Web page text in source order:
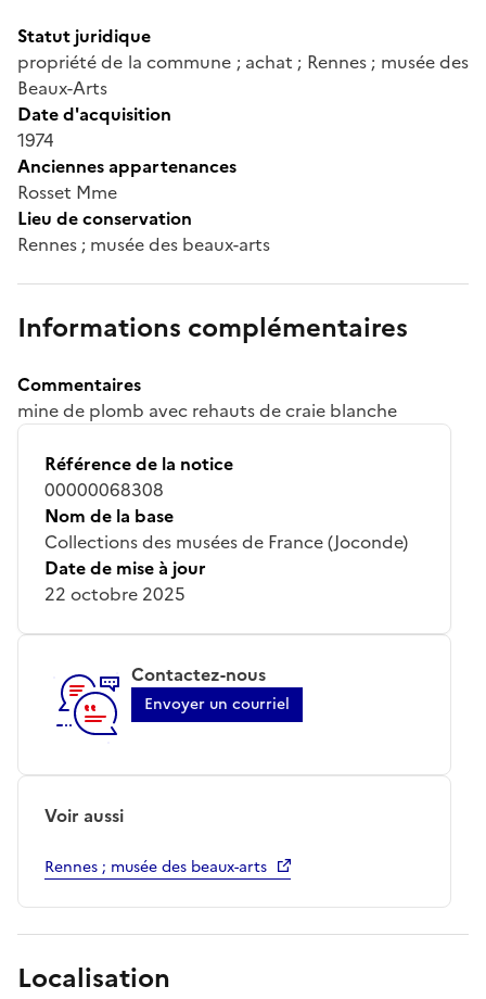
Statut juridique
propriété de la commune ; achat ; Rennes ; musée des
Beaux-Arts
Date d'acquisition
1974
Anciennes appartenances
Rosset Mme
Lieu de conservation
Rennes ; musée des beaux-arts
Informations complémentaires
Commentaires
mine de plomb avec rehauts de craie blanche
Référence de la notice
00000068308
Nom de la base
Collections des musées de France (Joconde)
Date de mise à jour
22 octobre 2025
Contactez-nous
Envoyer un courriel
Voir aussi
Rennes ; musée des beaux-arts
Localisation